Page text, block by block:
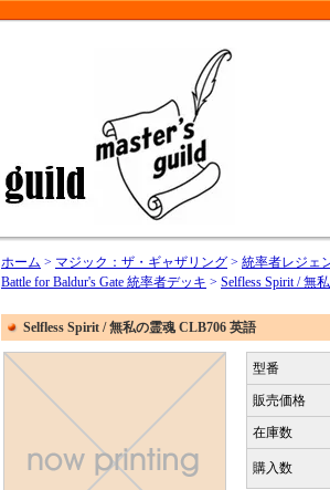
ホーム > マジック：ザ・ギャザリング > 統率者レジェ
Battle for Baldur's Gate 統率者デッキ > Selfless Spirit / 無
Selfless Spirit / 無私の霊魂 CLB706 英語
型番
販売価格
在庫数
購入数